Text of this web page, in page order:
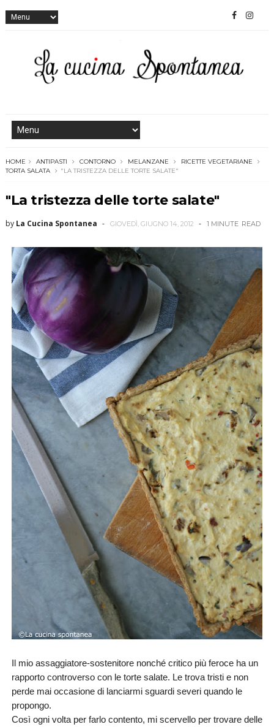
HOME ANTIPASTI CONTORNO MELANZANE
RICETTE VEGETARIANE
TORTA SALATA
"LA TRISTEZZA DELLE TORTE SALATE"
"La tristezza delle torte salate"
by La Cucina Spontanea GIOVEDÌ, GIUGNO 14, 2012 1 MINUTE READ
Il mio assaggiatore-sostenitore nonché critico più feroce ha un
rapporto controverso con le torte salate. Le trova tristi e non
perde mai occasione di lanciarmi sguardi severi quando le
propongo.
Così ogni volta per farlo contento, mi scervello per trovare delle